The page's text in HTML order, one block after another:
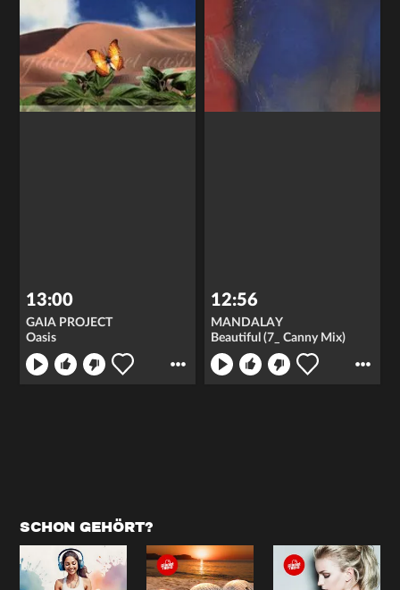
13:00
GAIA PROJECT
Oasis
12:56
MANDALAY
Beautiful (7_ Canny Mix)
SCHON GEHÖRT?